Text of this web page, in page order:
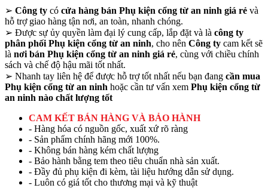
➢ Công ty có cửa hàng bán Phụ kiện cổng từ an ninh giá rẻ và
hỗ trợ giao hàng tận nơi, an toàn, nhanh chóng.
➢ Được sự ủy quyền làm đại lý cung cấp, lắp đặt và là công ty
phân phối Phụ kiện cổng từ an ninh, cho nên Công ty cam kết sẽ
là nơi bán Phụ kiện cổng từ an ninh giá rẻ, cùng với chiều chính
sách và chế độ hậu mãi tốt nhất.
➢ Nhanh tay liên hệ để được hỗ trợ tốt nhất nếu bạn đang cần mua
Phụ kiện cổng từ an ninh hoặc cần tư vấn xem Phụ kiện cổng từ
an ninh nào chất lượng tốt
CAM KẾT BÁN HÀNG VÀ BẢO HÀNH
- Hàng hóa có nguồn gốc, xuất xứ rõ ràng
- Sản phẩm chính hãng mới 100%.
- Không bán hàng kém chất lượng
- Bảo hành bằng tem theo tiêu chuẩn nhà sản xuất.
- Đầy đủ phụ kiện đi kèm, tài liệu hướng dẫn sử dụng.
- Luôn có giá tốt cho thương mại và kỹ thuật